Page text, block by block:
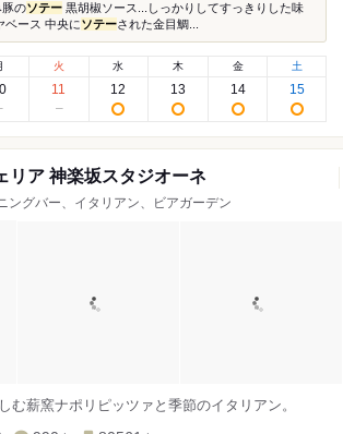
豚のソテー 黒胡椒ソース...しっかりしてすっきりした味
ベース 中央にソテーされた金目鯛...
火
11
水
12
木
13
金
14
土
15
リア 神楽坂スタジオーネ
ングバー、イタリアン、ビアガーデン
む薪窯ナポリピッツァと季節のイタリアン。